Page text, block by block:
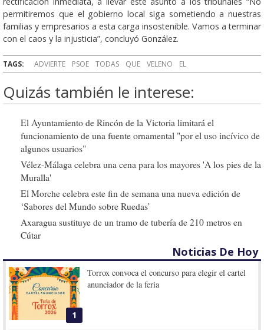
permitiremos que el gobierno local siga sometiendo a nuestras
familias y empresarios a esta carga insostenible. Vamos a terminar
con el caos y la injusticia”, concluyó González.
TAGS: ADVIERTE PSOE TODAS QUE VELENO EL
Quizás también le interese:
El Ayuntamiento de Rincón de la Victoria limitará el
funcionamiento de una fuente ornamental "por el uso incívico de
algunos usuarios"
Vélez-Málaga celebra una cena para los mayores 'A los pies de la
Muralla'
El Morche celebra este fin de semana una nueva edición de
‘Sabores del Mundo sobre Ruedas’
Axaragua sustituye de un tramo de tubería de 210 metros en
Cútar
Noticias De Hoy
1
Torrox convoca el concurso para elegir el cartel
anunciador de la feria